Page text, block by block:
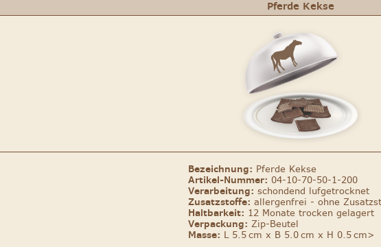
Pferde Kekse
Bezeichnung: Pferde Kekse
Artikel-Nummer: 04-10-70-50-1-200
Verarbeitung: schondend lufgetrocknet
Zusatzstoffe: allergenfrei - ohne
Haltbarkeit: 12 Monate trocken gelagert
Verpackung: Zip-Beutel
Masse: L 5.5 cm x B 5.0 cm x H 0.5 cm>